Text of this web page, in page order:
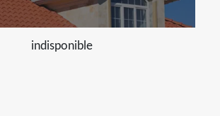
indisponible